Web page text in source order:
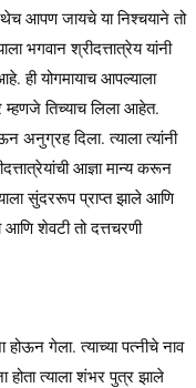
आपण जायचे या निश्चयाने तो
भगवान श्रीदत्तात्रेय यांनी
ही योगमायाच आपल्याला
तिच्याच लिला आहेत.
अनुग्रह दिला. त्याला त्यांनी
आज्ञा मान्य करून
सुंदररूप प्राप्त झाले आणि
आणि शेवटी तो दत्तचरणी
होऊन गेला. त्याच्या पत्नीचे नाव
होता त्याला शंभर पुत्र झाले